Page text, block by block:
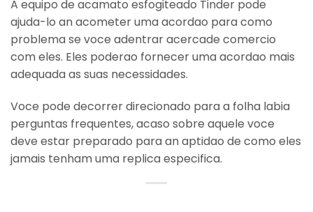
A equipo de acamato esfogiteado Tinder pode
ajuda-lo an acometer uma acordao para como
problema se voce adentrar acercade comercio
com eles. Eles poderao fornecer uma acordao mais
adequada as suas necessidades.
Voce pode decorrer direcionado para a folha labia
perguntas frequentes, acaso sobre aquele voce
deve estar preparado para an aptidao de como eles
jamais tenham uma replica especifica.